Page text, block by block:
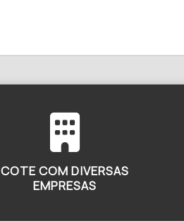
COTE COM DIVERSAS
EMPRESAS